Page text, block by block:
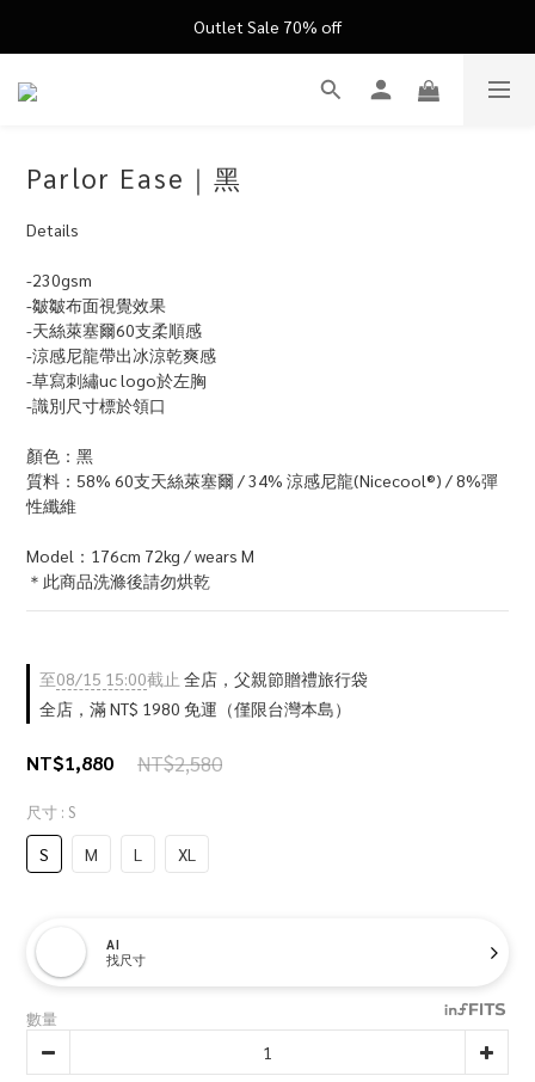
FATHER'S DAY ’26 ｜ 父親節限定盛典
Outlet Sale 70% off
FATHER'S DAY ’26 ｜ 父親節限定盛典
Parlor Ease｜黑
Details
-230gsm
-皺皺布面視覺效果
-天絲萊塞爾60支柔順感
-涼感尼龍帶出冰涼乾爽感
-草寫刺繡uc logo於左胸
-識別尺寸標於領口
顏色：黑
質料：58% 60支天絲萊塞爾 / 34% 涼感尼龍(Nicecool®) / 8%彈
性纖維
Model：176cm 72kg / wears M
＊此商品洗滌後請勿烘乾
至08/15 15:00截止 全店，父親節贈禮旅行袋
全店，滿 NT$ 1980 免運（僅限台灣本島）
NT$1,880 NT$2,580
尺寸 : S
S M L XL
AI
找尺寸
數量